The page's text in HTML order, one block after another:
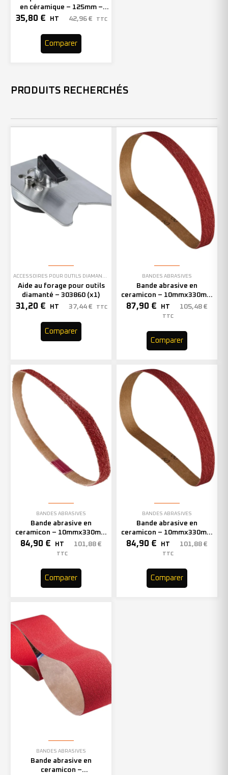
en céramique – 125mm –
Grain 80 – 208748 (x10)
35,80 € HT 42,96 € TTC
Comparer
PRODUITS RECHERCHÉS
ACCESSOIRES POUR OUTILS DIAMANTÉS
Aide au forage pour outils
diamanté – 303860 (x1)
31,20 € HT 37,44 € TTC
Comparer
BANDES ABRASIVES
Bande abrasive en
ceramicon – 10mmx330mm
– Grain 40 – 333001 (x50)
87,90 € HT 105,48 €
TTC
Comparer
BANDES ABRASIVES
Bande abrasive en
ceramicon – 10mmx330mm
– Grain 60 – 333002 (x50)
84,90 € HT 101,88 €
TTC
Comparer
BANDES ABRASIVES
Bande abrasive en
ceramicon – 10mmx330mm
– Grain 80 – 333003 (x50)
84,90 € HT 101,88 €
TTC
Comparer
BANDES ABRASIVES
Bande abrasive en
ceramicon –